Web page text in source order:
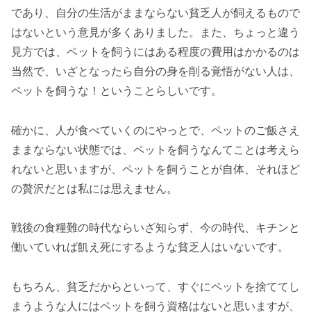
であり、自分の生活がままならない貧乏人が飼えるもので
はないという意見が多くありました。また、ちょっと違う
見方では、ペットを飼うにはある程度の費用はかかるのは
当然で、いざとなったら自分の身を削る覚悟がない人は、
ペットを飼うな！ということらしいです。
確かに、人が食べていくのにやっとで、ペットのご飯さえ
ままならない状態では、ペットを飼うなんてことは考えら
れないと思いますが、ペットを飼うことが自体、それほど
の贅沢だとは私には思えません。
戦後の食糧難の時代ならいざ知らず、今の時代、キチンと
働いていれば飢え死にするような貧乏人はいないです。
もちろん、貧乏だからといって、すぐにペットを捨ててし
まうような人にはペットを飼う資格はないと思いますが、